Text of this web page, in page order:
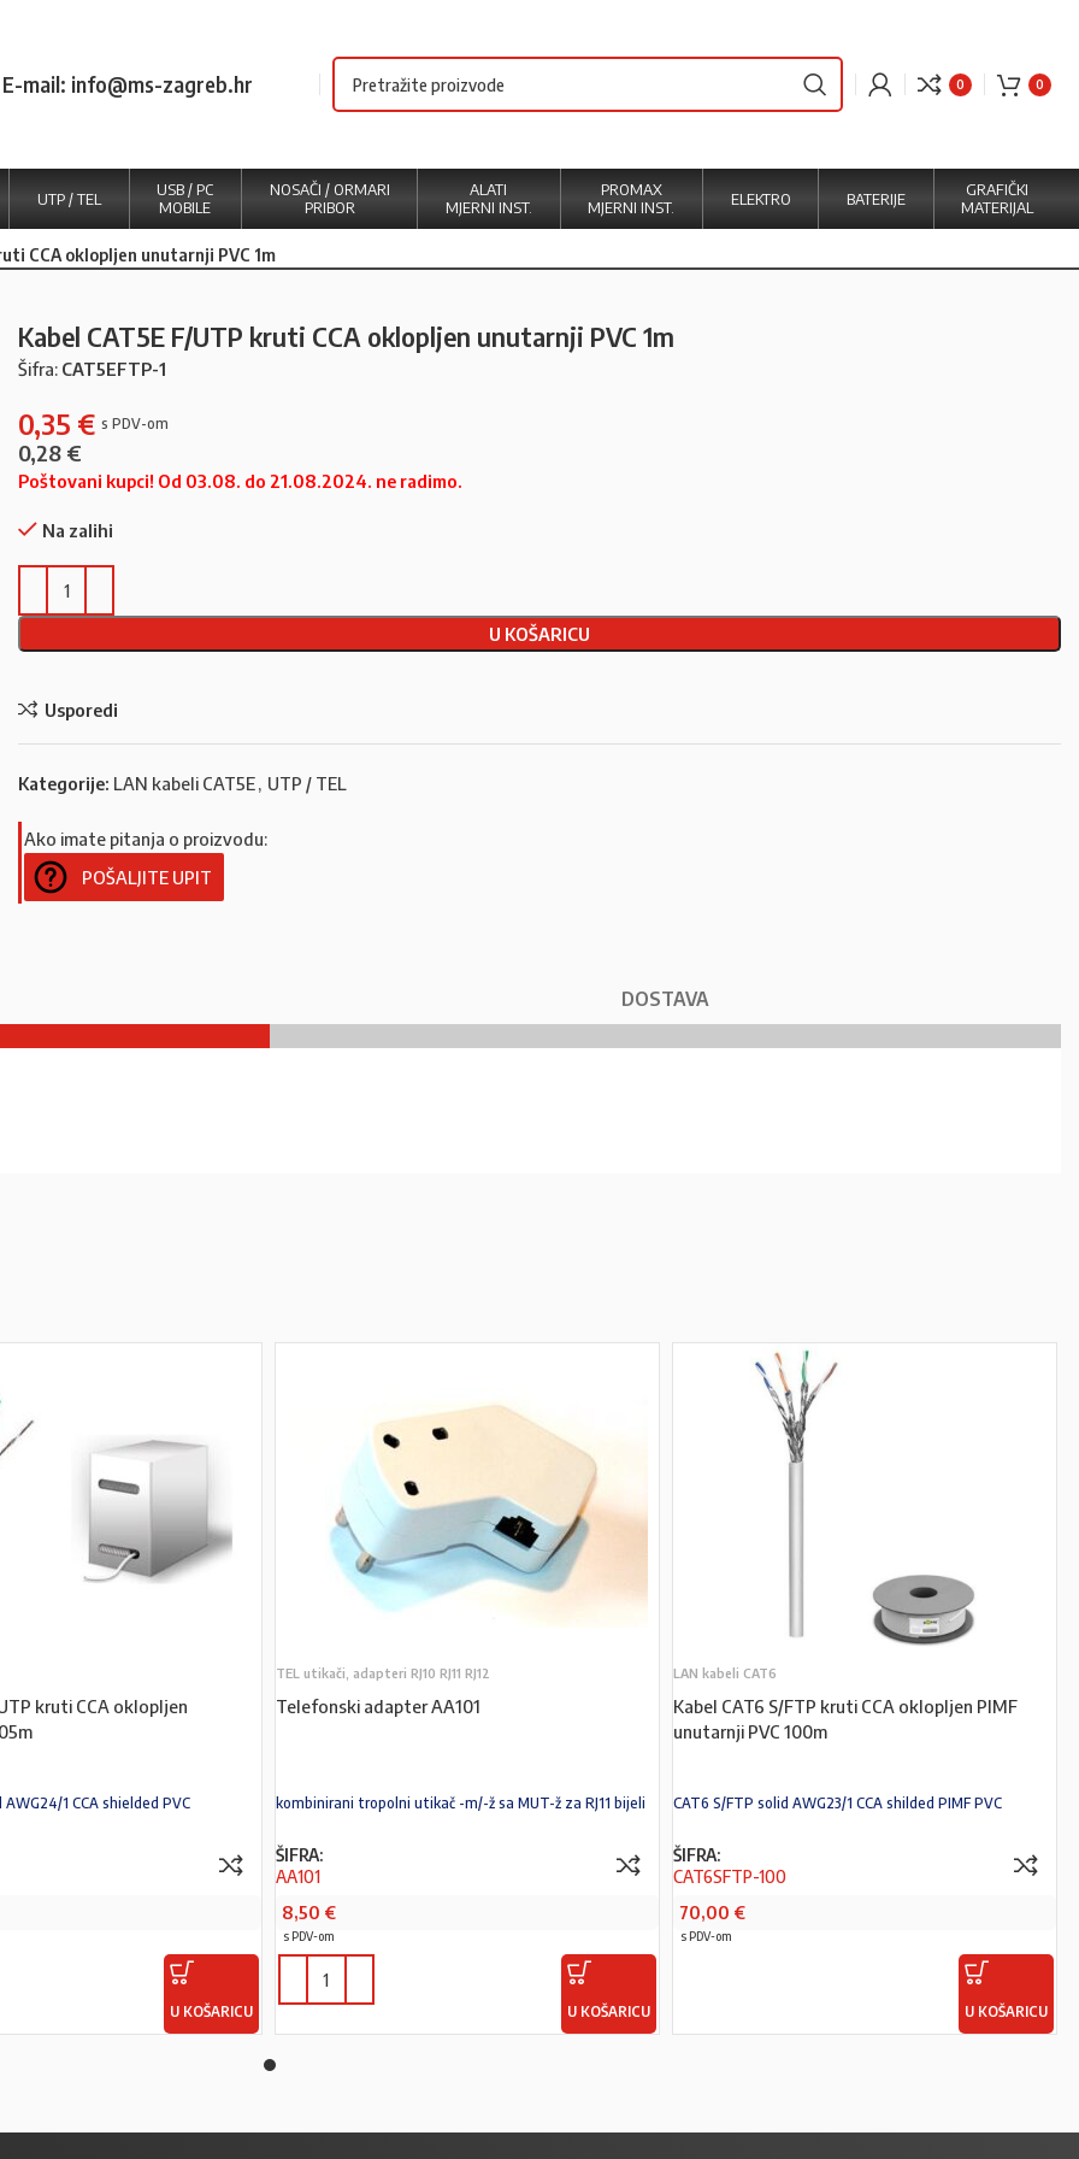
E-mail: info@ms-zagreb.hr 0 0
UTP / TEL
USB / PC
MOBILE
NOSAČI / ORMARI
PRIBOR
ALATI
MJERNI INST.
PROMAX
MJERNI INST.
ELEKTRO BATERIJE
GRAFIČKI
MATERIJAL
CCA oklopljen unutarnji PVC 1m
Kabel CAT5E F/UTP kruti CCA oklopljen unutarnji PVC 1m
Šifra: CAT5EFTP-1
0,35 €
0,28 €
Poštovani kupci! Od 03.08. do 21.08.2024. ne radimo.
Na zalihi
U KOŠARICU
Usporedi
Kategorije: LAN kabeli CAT5E, UTP / TEL
Ako imate pitanja o proizvodu:
POŠALJITE UPIT
DOSTAVA
kruti CCA oklopljen
1 CCA shielded PVC
U KOŠARICU
TEL utikači, adapteri RJ10 RJ11 RJ12
Telefonski adapter AA101
kombinirani tropolni utikač -m/-ž sa MUT-ž za RJ11 bijeli
ŠIFRA:
AA101
8,50 €
s PDV-om
U KOŠARICU
LAN kabeli CAT6
Kabel CAT6 S/FTP kruti CCA oklopljen PIMF
unutarnji PVC 100m
CAT6 S/FTP solid AWG23/1 CCA shilded PIMF PVC
ŠIFRA:
CAT6SFTP-100
70,00 €
s PDV-om
U KOŠARICU